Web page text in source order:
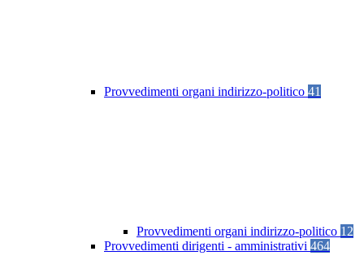
Provvedimenti organi indirizzo-politico 41
Provvedimenti organi indirizzo-politico 12
Provvedimenti dirigenti - amministrativi 464